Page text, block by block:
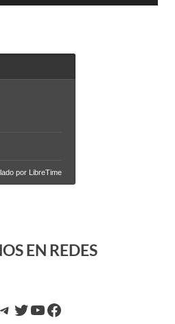
EN REDES